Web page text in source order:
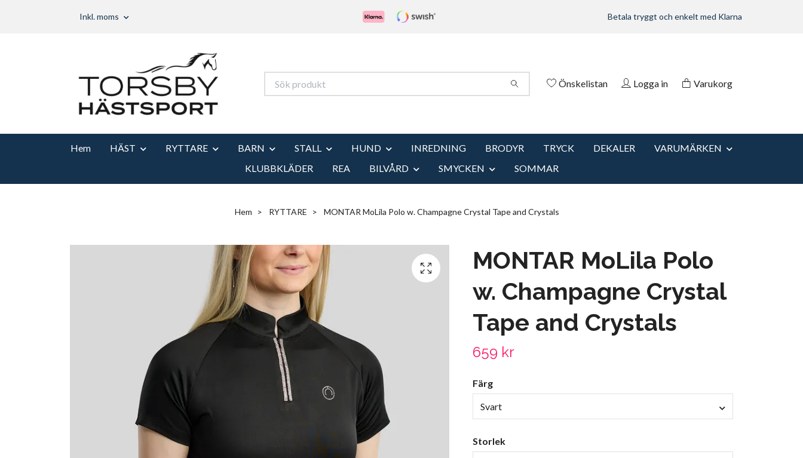
Inkl. moms Betala tryggt och enkelt med Klarna
Önskelistan Logga in Varukorg
Hem HÄST RYTTARE BARN STALL HUND INREDNING BRODYR TRYCK DEKALER
VARUMÄRKEN
KLUBBKLÄDER
REA BILVÅRD SMYCKEN SOMMAR
Hem RYTTARE MONTAR MoLila Polo w. Champagne Crystal Tape and Crystals
MONTAR MoLila Polo
w. Champagne Crystal
Tape and Crystals
659 kr
Färg
Svart
Storlek